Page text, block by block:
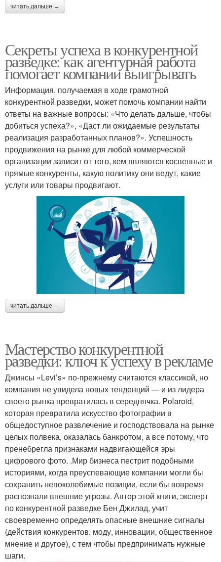
читать дальше →
Секреты успеха в конкурентной
разведке: как агентурная работа
помогает компании выигрывать
Информация, получаемая в ходе грамотной
конкурентной разведки, может помочь компании найти
ответы на важные вопросы: «Что делать дальше, чтобы
добиться успеха?», «Даст ли ожидаемые результаты
реализация разработанных планов?». Успешность
продвижения на рынке для любой коммерческой
организации зависит от того, кем являются косвенные и
прямые конкуренты, какую политику они ведут, какие
услуги или товары продвигают.
читать дальше →
Мастерство конкурентной
разведки: ключ к успеху в рекламе
Джинсы «Levi’s» по-прежнему считаются классикой, но
компания не увидела новых тенденций — и из лидера
своего рынка превратилась в середнячка. Polaroid,
которая превратила искусство фотографии в
общедоступное развлечение и господствовала на рынке
целых полвека, оказалась банкротом, а все потому, что
пренебрегла признаками надвигающейся эры
цифрового фото. .Мир бизнеса пестрит подобными
историями, когда преуспевающие компании могли бы
сохранить непоколебимые позиции, если бы вовремя
распознали внешние угрозы. Автор этой книги, эксперт
по конкурентной разведке Бен Джилад, учит
своевременно определять опасные внешние сигналы
(действия конкурентов, моду, инновации, общественное
мнение и другое), с тем чтобы предпринимать нужные
шаги.